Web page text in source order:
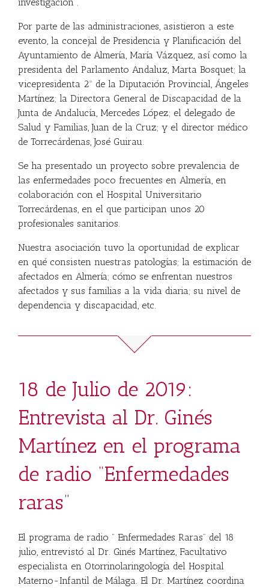
Por parte de las administraciones, asistieron a este
evento, la concejal de Presidencia y Planificación del
Ayuntamiento de Almería, María Vázquez, así como la
presidenta del Parlamento Andaluz, Marta Bosquet; la
vicepresidenta 2º de la Diputación Provincial, Ángeles
Martínez; la Directora General de Discapacidad de la
Junta de Andalucía, Mercedes López; el delegado de
Salud y Familias, Juan de la Cruz; y el director médico
de Torrecárdenas, José Guirau.
Se ha presentado un proyecto sobre prevalencia de
las enfermedades poco frecuentes en Almería, en
colaboración con el Hospital Universitario
Torrecárdenas, en el que participan unos 20
profesionales sanitarios.
Nuestra asociación tuvo la oportunidad de explicar
en qué consisten nuestras patologías; la estimación de
afectados en Almería; cómo se enfrentan nuestros
afectados y sus familias a la vida diaria; su nivel de
dependencia y discapacidad, etc.
18 de Julio de 2019:
Entrevista al Dr. Ginés
Martínez en el programa
de radio “Enfermedades
raras”
El programa de radio ” Enfermedades Raras” del 18
julio, entrevistó al Dr. Ginés Martínez, Facultativo
especialista en Otorrinolaringología del Hospital
Materno-Infantil de Málaga. El Dr. Martínez coordina